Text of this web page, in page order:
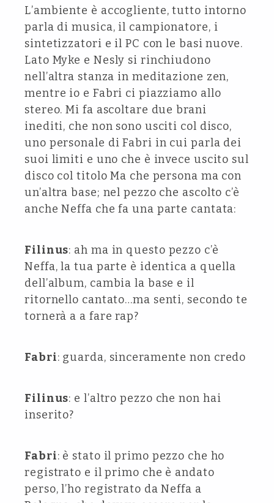
L’ambiente è accogliente, tutto intorno
parla di musica, il campionatore, i
sintetizzatori e il PC con le basi nuove.
Lato Myke e Nesly si rinchiudono
nell’altra stanza in meditazione zen,
mentre io e Fabri ci piazziamo allo
stereo. Mi fa ascoltare due brani
inediti, che non sono usciti col disco,
uno personale di Fabri in cui parla dei
suoi limiti e uno che è invece uscito sul
disco col titolo Ma che persona ma con
un’altra base; nel pezzo che ascolto c’è
anche Neffa che fa una parte cantata:
Filinus: ah ma in questo pezzo c’è
Neffa, la tua parte è identica a quella
dell’album, cambia la base e il
ritornello cantato…ma senti, secondo te
tornerà a a fare rap?
Fabri: guarda, sinceramente non credo
Filinus: e l’altro pezzo che non hai
inserito?
Fabri: è stato il primo pezzo che ho
registrato e il primo che è andato
perso, l’ho registrato da Neffa a